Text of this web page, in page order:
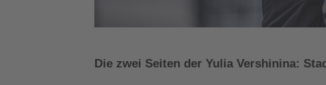
Die zwei Seiten der Yulia Vershinina: